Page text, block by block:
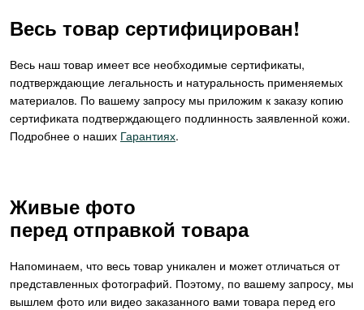
Весь товар сертифицирован!
Весь наш товар имеет все необходимые сертификаты,
подтверждающие легальность и натуральность применяемых
материалов. По вашему запросу мы приложим к заказу копию
сертификата подтверждающего подлинность заявленной кожи.
Подробнее о наших Гарантиях.
Живые фото
перед отправкой товара
Напоминаем, что весь товар уникален и может отличаться от
представленных фотографий. Поэтому, по вашему запросу, мы
вышлем фото или видео заказанного вами товара перед его